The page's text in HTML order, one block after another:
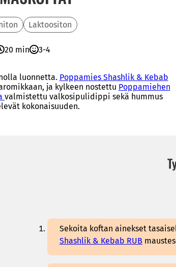
Laktoositon
20 min 3-4
luonnetta. Poppamies Shashlik & Kebab
ja kylkeen nostettu Poppamiehen
valmistettu valkosipulidippi sekä hummus
kokonaisuuden.
Sekoita koftan ainekset
Shashlik & Kebab RUB